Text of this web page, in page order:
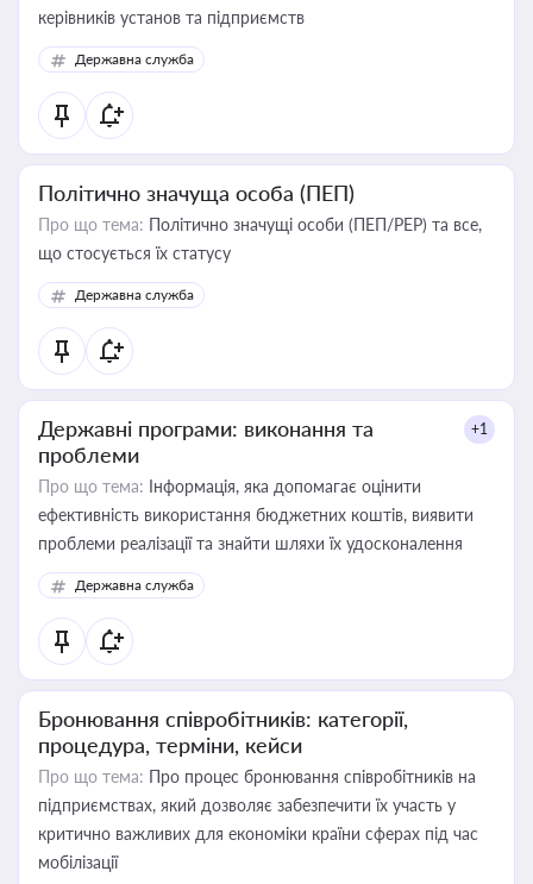
керівників установ та підприємств
Державна служба
Політично значуща особа (ПЕП)
Про що тема: Політично значущі особи (ПЕП/PEP) та все,
що стосується їх статусу
Державна служба
Державні програми: виконання та
проблеми
+1
Про що тема: Інформація, яка допомагає оцінити
ефективність використання бюджетних коштів, виявити
проблеми реалізації та знайти шляхи їх удосконалення
Державна служба
Бронювання співробітників: категорії,
процедура, терміни, кейси
Про що тема: Про процес бронювання співробітників на
підприємствах, який дозволяє забезпечити їх участь у
критично важливих для економіки країни сферах під час
мобілізації